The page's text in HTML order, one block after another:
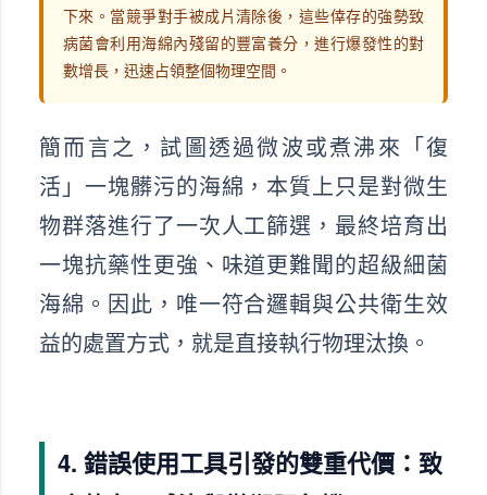
下來。當競爭對手被成片清除後，這些倖存的強勢致
病菌會利用海綿內殘留的豐富養分，進行爆發性的對
數增長，迅速占領整個物理空間。
簡而言之，試圖透過微波或煮沸來「復
活」一塊髒污的海綿，本質上只是對微生
物群落進行了一次人工篩選，最終培育出
一塊抗藥性更強、味道更難聞的超級細菌
海綿。因此，唯一符合邏輯與公共衛生效
益的處置方式，就是直接執行物理汰換。
4. 錯誤使用工具引發的雙重代價：致